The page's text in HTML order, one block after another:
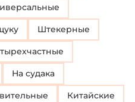
Штекерные
На судака
Китайские